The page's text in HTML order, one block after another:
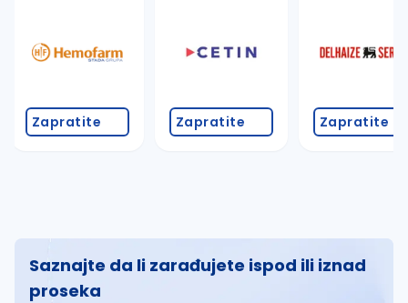
Zapratite Zapratite Zapratite
Saznajte da li zarađujete ispod ili iznad
proseka